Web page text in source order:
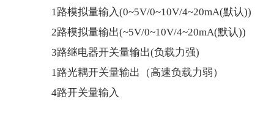
1路模拟量输入(0~5V/0~10V/4~20mA(默认))
2路模拟量输出(~5V/0~10V/4~20mA(默认))
3路继电器开关量输出(负载力强)
1路光耦开关量输出（高速负载力弱）
4路开关量输入